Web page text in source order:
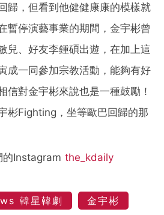
歸，但看到他健健康康的模樣就
暫停演藝事業的期間，金宇彬曾
兒、好友李鍾碩出遊，在加上這
成一同參加宗教活動，能夠有好
信對金宇彬來說也是一種鼓勵！
彬Fighting，坐等歐巴回歸的那
Instagram the_kdaily
韓星韓劇
金宇彬